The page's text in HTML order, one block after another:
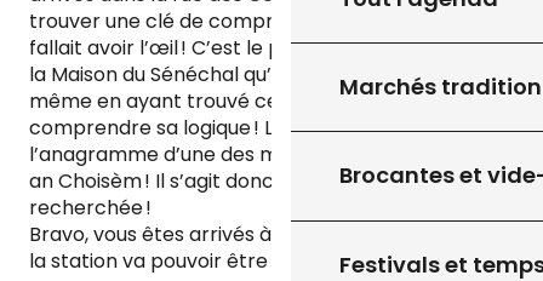
Marchés
Brocantes et
Festivals et
trouver une clé de compréhension dans la ville. Il
fallait avoir l’œil ! C’est le portail des Jardins et de
la Maison du Sénéchal qu’il fallait trouver. Mais
même en ayant trouvé cet indice, encore fallait-il
comprendre sa logique ! La Maison du Sénéchal est
l’anagramme d’une des micro-algues ! La Déanuls
an Choisèm ! Il s’agit donc de la plante
recherchée !
Bravo, vous êtes arrivés à résoudre ces énigmes et
la station va pouvoir être réparée !